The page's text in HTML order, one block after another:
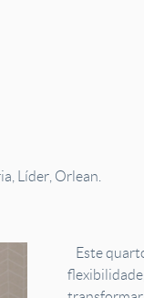
Líder, Orlean.
Este